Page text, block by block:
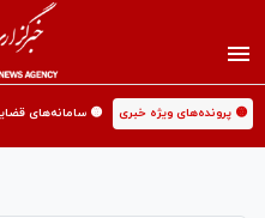
🟡 پرونده‌های ویژه خبری 🟡 سامانه‌های